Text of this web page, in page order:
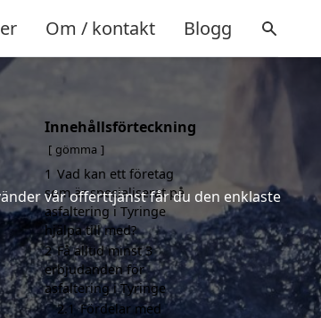
Om / kontakt Blogg
vår offerttjänst får du den enklaste
Innehållsförteckning
gömma
1 Vad kan ett företag
som är specialiserat på
asfaltering i Tyringe
hjälpa till med?
2 Få alltid minst 3
erbjudanden för
asfaltering i Tyringe
2.1 Fördelar med